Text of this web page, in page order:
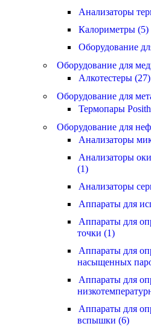
Анализаторы
Калориметры (5)
Оборудование
Оборудование для
Алкотестеры (27)
Оборудование для
Термопары
Оборудование для
Анализаторы
Анализаторы
(1)
Анализаторы
Аппараты для
Аппараты для
точки (1)
Аппараты для
насыщенных
Аппараты для
Аппараты для
вспышки (6)